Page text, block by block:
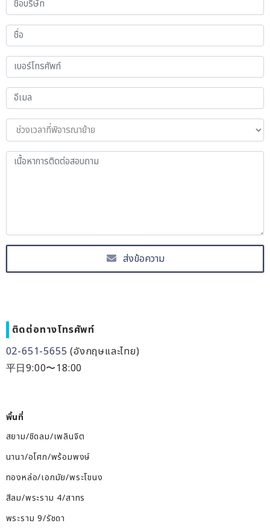
ส่งข้อความ
ติดต่อทางโทรศัพท์
02-651-5655 (อังกฤษและไทย)
平日9:00〜18:00
พื้นที่
สยาม/ชิดลม/เพลินจิต
นานา/อโศก/พร้อมพงษ์
ทองหล่อ/เอกมัย/พระโขนง
สีลม/พระราม 4/สาทร
พระราม 9/รัชดา